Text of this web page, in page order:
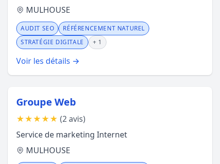
MULHOUSE
AUDIT SEO
RÉFÉRENCEMENT NATUREL
STRATÉGIE DIGITALE
+ 1
Voir les détails →
Groupe Web
★★★★★ (2 avis)
Service de marketing Internet
MULHOUSE